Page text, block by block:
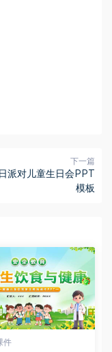
下一篇
派对儿童生日会PPT
模板
件